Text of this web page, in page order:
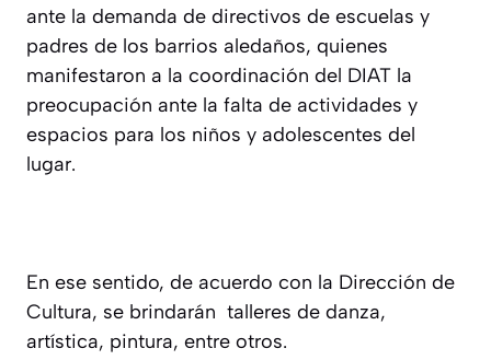
ante la demanda de directivos de escuelas y
padres de los barrios aledaños, quienes
manifestaron a la coordinación del DIAT la
preocupación ante la falta de actividades y
espacios para los niños y adolescentes del
lugar.
En ese sentido, de acuerdo con la Dirección de
Cultura, se brindarán talleres de danza,
artística, pintura, entre otros.